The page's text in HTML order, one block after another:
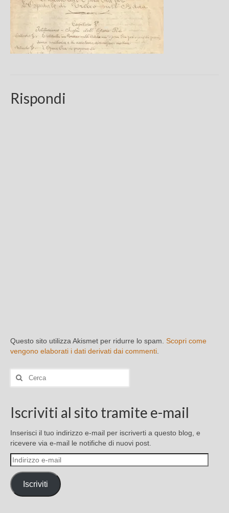
Chi sono
FAQ
Rispondi
Questo sito utilizza Akismet per ridurre lo spam. Scopri come
vengono elaborati i dati derivati dai commenti
Cerca:
Iscriviti al sito tramite e-mail
Inserisci il tuo indirizzo e-mail per iscriverti a questo blog, e
ricevere via e-mail le notifiche di nuovi post.
Indirizzo
e-
mail
Iscriviti